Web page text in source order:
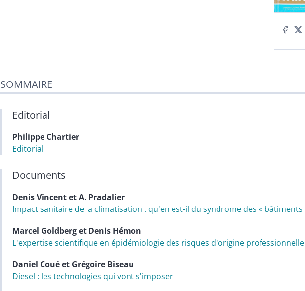
SOMMAIRE
Editorial
Philippe Chartier
Editorial
Documents
DenisVincentetA. Pradalier
Impact sanitaire de la climatisation : qu'en est-il du syndrome des « bâtiments
Marcel Goldberget Denis Hémon
L'expertise scientifique en épidémiologie des risques d'origine
Daniel Couéet Grégoire Biseau
Diesel : les technologies qui vont s'imposer